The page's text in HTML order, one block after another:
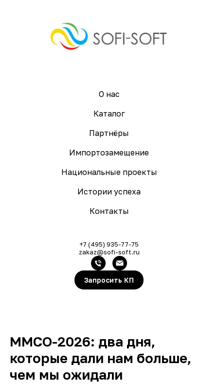
О нас
Каталог
Партнёры
Импортозамещение
Национальные проекты
Истории успеха
Контакты
+7 (495) 935-77-75
zakaz@sofi-soft.ru
Запросить КП
ММСО-2026: два дня,
которые дали нам больше,
чем мы ожидали